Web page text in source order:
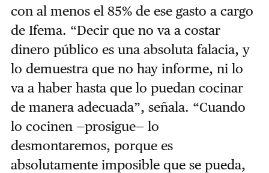
con al menos el 85% de ese gasto a cargo
de Ifema. “Decir que no va a costar
dinero público es una absoluta falacia, y
lo demuestra que no hay informe, ni lo
va a haber hasta que lo puedan cocinar
de manera adecuada”, señala. “Cuando
lo cocinen —prosigue— lo
desmontaremos, porque es
absolutamente imposible que se pueda,